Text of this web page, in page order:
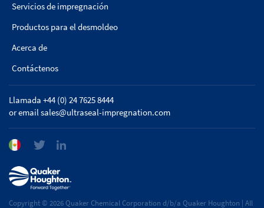
Servicios de impregnación
Productos para el desmoldeo
Acerca de
Contáctenos
Llamada +44 (0) 24 7625 8444
or emailsales@ultraseal-impregnation.com
Copyright © 2026 Quaker Chemical Corporation d/b/a Quaker Houghton | All